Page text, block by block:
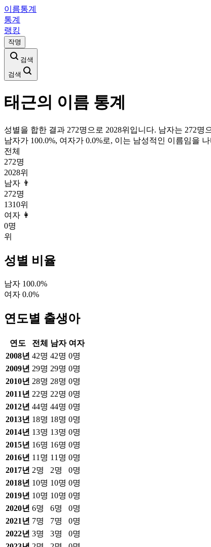
이름통계
통계
랭킹
작명
검색
검색
태근의 이름 통계
성별을 합한 결과 272명으로 2028위입니다. 남자는 272명
남자가 100.0%, 여자가 0.0%로, 이는 남성적인 이름임을
전체
272명
2028위
남자 👨
272명
1310위
여자 👩
0명
위
성별 비율
남자 100.0%
여자 0.0%
연도별 출생아
연도 전체 남자 여자
2008년 42명 42명 0명
2009년 29명 29명 0명
2010년 28명 28명 0명
2011 년 22명 22명 0명
2012년 44명 44명 0명
2013년 18명 18명 0명
2014년 13명 13명 0명
2015년 16명 16명 0명
2016년 11 명 11 명 0명
2017년 2명 2명 0명
2018년 10명 10명 0명
2019년 10명 10명 0명
2020년 6명 6명 0명
2021 년 7명 7명 0명
2022년 3명 3명 0명